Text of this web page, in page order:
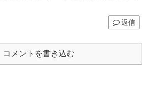
返信
コメントを書き込む